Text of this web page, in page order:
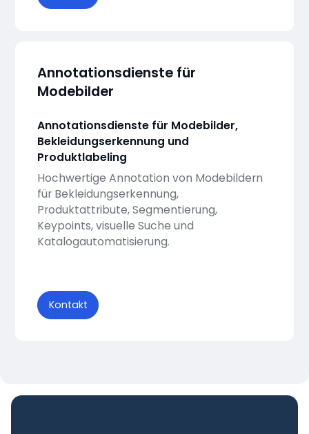
Annotationsdienste für
Modebilder
Annotationsdienste für Modebilder,
Bekleidungserkennung und
Produktlabeling
Hochwertige Annotation von Modebildern
für Bekleidungserkennung,
Produktattribute, Segmentierung,
Keypoints, visuelle Suche und
Katalogautomatisierung.
Kontakt